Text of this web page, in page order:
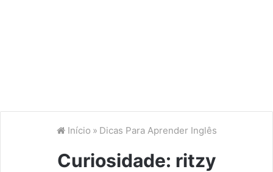
Início » Dicas Para Aprender Inglês
Curiosidade: ritzy